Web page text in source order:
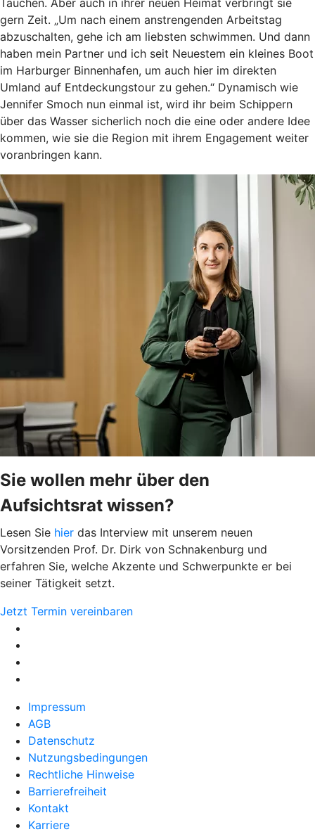
gern Zeit. „Um nach einem anstrengenden Arbeitstag
abzuschalten, gehe ich am liebsten schwimmen. Und dann
haben mein Partner und ich seit Neuestem ein kleines Boot
im Harburger Binnenhafen, um auch hier im direkten
Umland auf Entdeckungstour zu gehen.“ Dynamisch wie
Jennifer Smoch nun einmal ist, wird ihr beim Schippern
über das Wasser sicherlich noch die eine oder andere Idee
kommen, wie sie die Region mit ihrem Engagement weiter
voranbringen kann.
Sie wollen mehr über den
Aufsichtsrat wissen?
Lesen Sie hier das Interview mit unserem neuen
Vorsitzenden Prof. Dr. Dirk von Schnakenburg und
erfahren Sie, welche Akzente und Schwerpunkte er bei
seiner Tätigkeit setzt.
Jetzt Termin vereinbaren
Impressum
AGB
Datenschutz
Nutzungsbedingungen
Rechtliche Hinweise
Barrierefreiheit
Kontakt
Karriere